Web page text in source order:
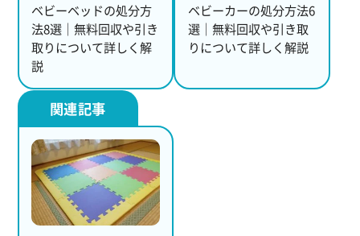
ベビーベッドの処分方
法8選｜無料回収や引き
取りについて詳しく解
説
ベビーカーの処分方法6
選｜無料回収や引き取
りについて詳しく解説